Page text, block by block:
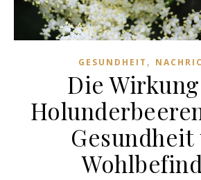
GESUNDHEIT ,
Die
Gesundheit